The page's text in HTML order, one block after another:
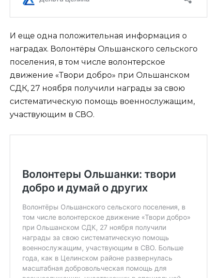
И еще одна положительная информация о
наградах. Волонтёры Ольшанского сельского
поселения, в том числе волонтерское
движение «Твори добро» при Ольшанском
СДК, 27 ноября получили награды за свою
систематическую помощь военнослужащим,
участвующим в СВО.